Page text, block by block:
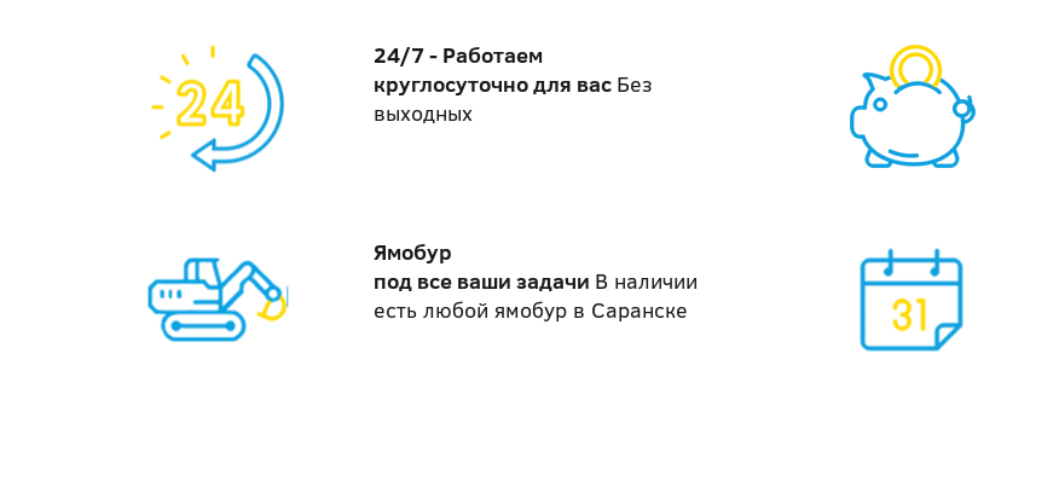
24/7 - Работаем
круглосуточно для вас Без
выходных
Ямобур
под все ваши задачи В наличии
есть любой ямобур в Саранске